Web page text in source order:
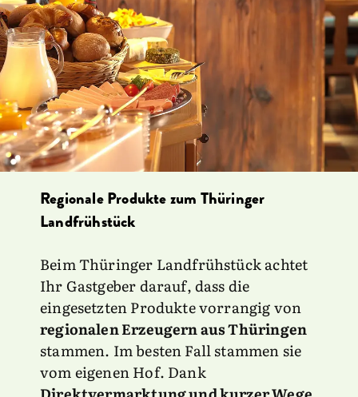
Regionale Produkte zum Thüringer
Landfrühstück
Beim Thüringer Landfrühstück achtet
Ihr Gastgeber darauf, dass die
eingesetzten Produkte vorrangig von
regionalen Erzeugern aus Thüringen
stammen. Im besten Fall stammen sie
vom eigenen Hof. Dank